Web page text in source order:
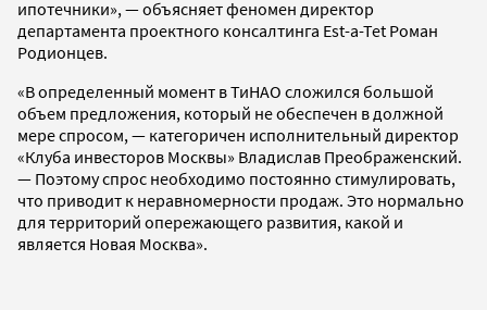
ипотечники», — объясняет феномен директор
департамента проектного консалтинга Est-a-Tet Роман
Родионцев.
«В определенный момент в ТиНАО сложился большой
объем предложения, который не обеспечен в должной
мере спросом, — категоричен исполнительный директор
«Клуба инвесторов Москвы» Владислав Преображенский.
— Поэтому спрос необходимо постоянно стимулировать,
что приводит к неравномерности продаж. Это нормально
для территорий опережающего развития, какой и
является Новая Москва».